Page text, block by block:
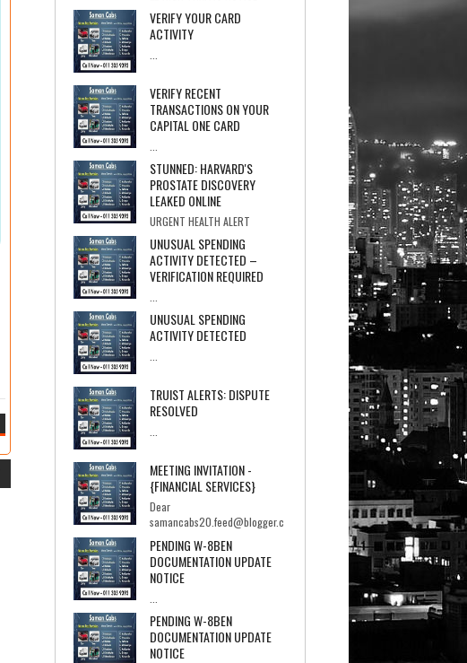
Stream May End At Any Time ★★★★★ Over
71...
VERIFY YOUR CARD
ACTIVITY
VERIFY RECENT
TRANSACTIONS ON YOUR
CAPITAL ONE CARD
STUNNED: HARVARD'S
PROSTATE DISCOVERY
LEAKED ONLINE
URGENT HEALTH ALERT
PROSTATE COVER-UP Internal Documents Re...
UNUSUAL SPENDING
ACTIVITY DETECTED –
VERIFICATION REQUIRED
UNUSUAL SPENDING
ACTIVITY DETECTED
TRUIST ALERTS: DISPUTE
RESOLVED
MEETING INVITATION -
{FINANCIAL SERVICES}
Dear
samancabs20.feed@blogger.c
om,I hope you're having a good day.I'm Ebrahi...
PENDING W-8BEN
DOCUMENTATION UPDATE
NOTICE
PENDING W-8BEN
DOCUMENTATION UPDATE
NOTICE